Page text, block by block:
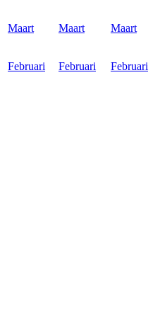
Maart Maart Maart
Februari Februari Februari